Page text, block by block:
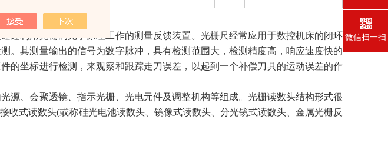
过利用光栅的光学原理工作的测量反馈装置。光栅尺经常应用于数控机床的闭环
。其测量输出的信号为数字脉冲，具有检测范围大，检测精度高，响应速度快的
的坐标进行检测，来观察和跟踪走刀误差，以起到一个补偿刀具的运动误差的作
源、会聚透镜、指示光栅、光电元件及调整机构等组成。光栅读数头结构形式很
收式读数头(或称硅光电池读数头、镜像式读数头、分光镜式读数头、金属光栅反
微信扫一扫